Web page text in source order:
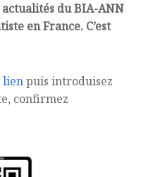
du BIA-ANN
en France. C’est
lienpuis introduisez
confirmez